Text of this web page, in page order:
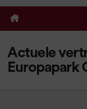
Actuele
Europapark